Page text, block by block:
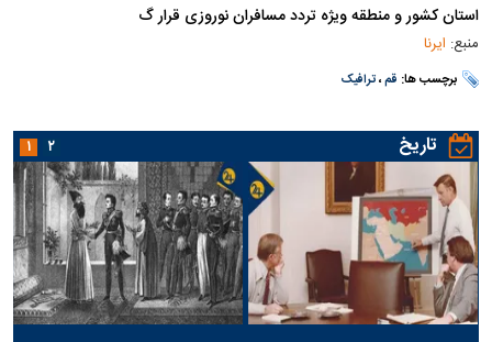
استان کشور و منطقه ویژه تردد مسافران نوروزی قرار گ
منبع: ایرنا
برچسب ها: قم،ترافیک
تاریخ ۱ ۲